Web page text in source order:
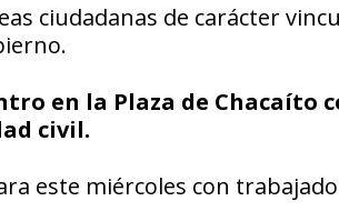
ciudadanas de carácter
en la Plaza de Chacaíto
civil.
este miércoles con